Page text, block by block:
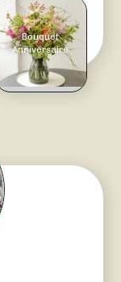
Bouquet
Anniversaire